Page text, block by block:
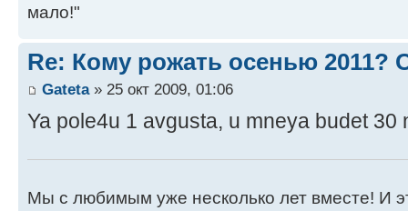
мало!"
Re: Кому рожать осенью 2011?
Gateta» 25 окт 2009, 01:06
Ya pole4u 1 avgusta, u mneya budet 30
Мы с любимым уже несколько лет вместе! И